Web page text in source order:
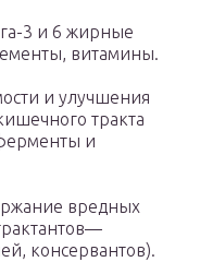
3 и 6 жирные
витамины.
и улучшения
тракта
и
вредных
консервантов).